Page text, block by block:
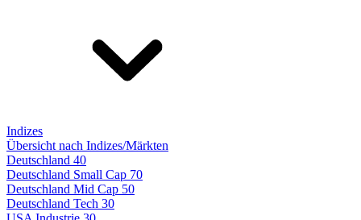
Indizes
Übersicht nach Indizes/Märkten
Deutschland 40
Deutschland Small Cap 70
Deutschland Mid Cap 50
Deutschland Tech 30